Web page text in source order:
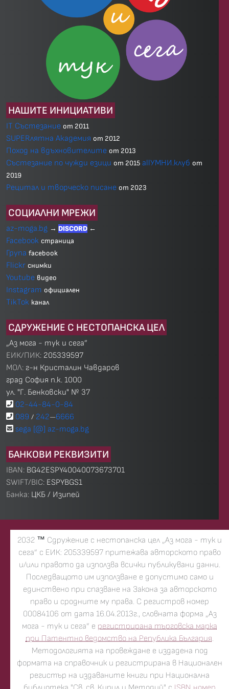
НАШИТЕ ИНИЦИАТИВИ
IT Състезание от 2011
SUPERлятна Академия от 2012
Поход на вдъхновителите от 2013
Състезание по чужди езици от 2015 allУМНИ.клуб от
2019
Рецитал и творческо писане от 2023
СОЦИАЛНИ МРЕЖИ
az-moga.bg → DISCORD ←
Facebook страница
Група facebook
Flickr снимки
Youtube видео
Instagram официален
TikTok канал
СДРУЖЕНИЕ С НЕСТОПАНСКА ЦЕЛ
„Аз мога - тук и сега”
ЕИК/ПИК: 205339597
МОЛ: г-н Кристалин Чавдаров
град София п.к. 1000
ул. "Г. Бенковски" № 37
02-44-84-0-84
089 / 242—6666
sega [@] az-moga.bg
БАНКОВИ РЕКВИЗИТИ
IBAN: BG42ESPY40040073673701
SWIFT/BIC: ESPYBGS1
Банка: ЦКБ / Изипей
2032 ™ Сдружение с нестопанска цел „Аз мога - тук и
сега” с ЕИК: 205339597 притежава авторското право
и/или правото да използва всички публикувани данни.
Последващото им използване е допустимо само и
единствено при спазване на Закона за авторското
право и сродните му права. С регистров номер
00084106 от дата 16.04.2013г., словната форма „Аз
мога - тук и сега” е регистрирана търговска марка
при Патентно ведомство на Република България.
Методологията на провеждане е издадена под
формата на справочник и регистрирана в Национален
регистър на издаваните книги при Национална